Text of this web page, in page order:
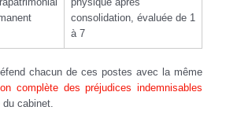
consolidation, évaluée de 1
à 7
chacun de ces postes avec la même
complète des préjudices indemnisables
cabinet.